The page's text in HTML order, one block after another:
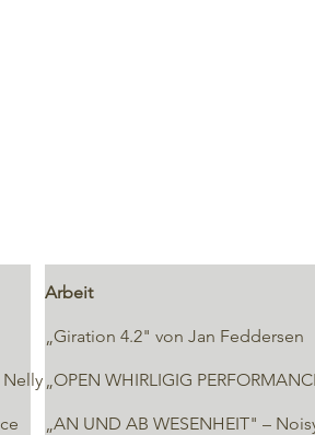
Nelly Boyd
Arbeit
„Giration 4.2" von Jan Feddersen
„OPEN WHIRLIGIG
„AN UND AB WESENHEIT" –